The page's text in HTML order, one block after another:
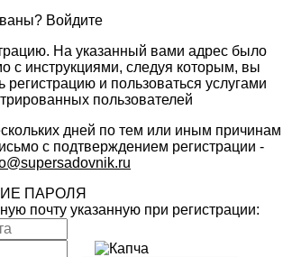
Войдите
На указанный вами адрес было
с инструкциями, следуя которым, вы
регистрацию и пользоваться услугами
пользователей
дней по тем или иным причинам
с подтверждением регистрации -
ПАРОЛЯ
почту указанную при регистрации: